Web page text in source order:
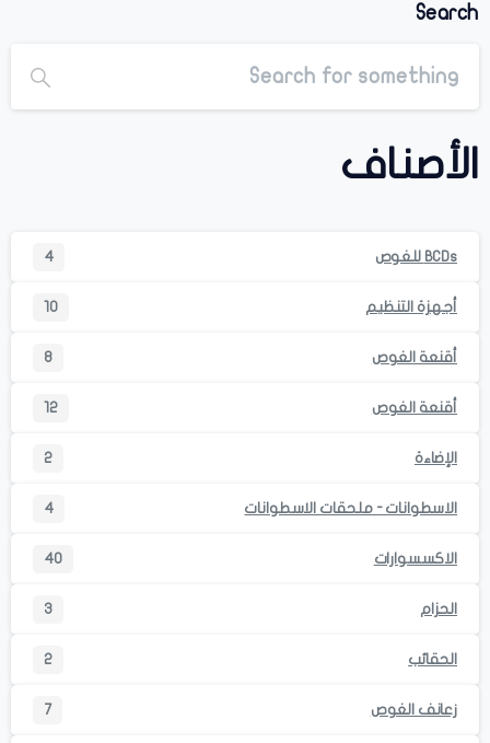
Search
الأصناف
BCDs للغوص 4
أجهزة التنظيم 10
أقنعة الغوص 8
أقنعة الغوص 12
الإضاءة 2
الاسطوانات - ملحقات الاسطوانات 4
الاكسسوارات 40
الحزام 3
الحقائب 2
زعانف الغوص 7